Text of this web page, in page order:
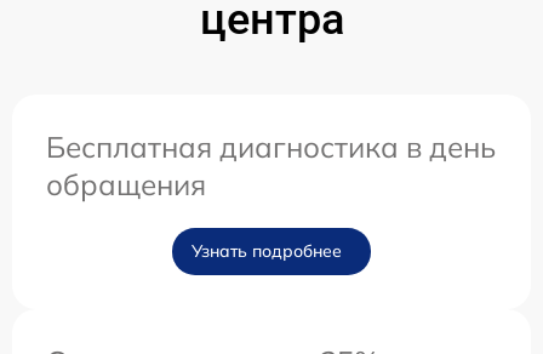
центра
Бесплатная диагностика в день
обращения
Узнать подробнее